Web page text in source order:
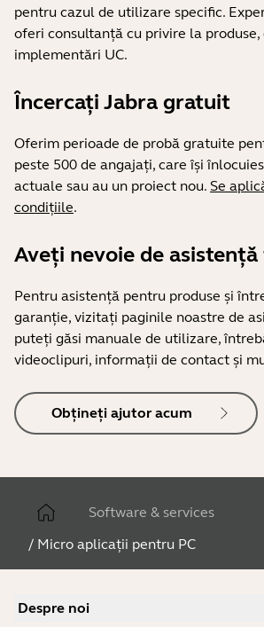
pentru cazul de utilizare specific.
oferi consultanță cu privire la
implementări UC.
Încercați Jabra gratuit
Oferim perioade de probă gratuite
peste 500 de angajați, care își
actuale sau au un proiect nou. Se
condițiile.
Aveți nevoie de asistență
Pentru asistență pentru produse și
garanție, vizitați paginile noastre de
puteți găsi manuale de utilizare,
videoclipuri, informații de contact și
Obțineți ajutor acum
Software & services
/ Micro aplicații pentru PC
Despre noi